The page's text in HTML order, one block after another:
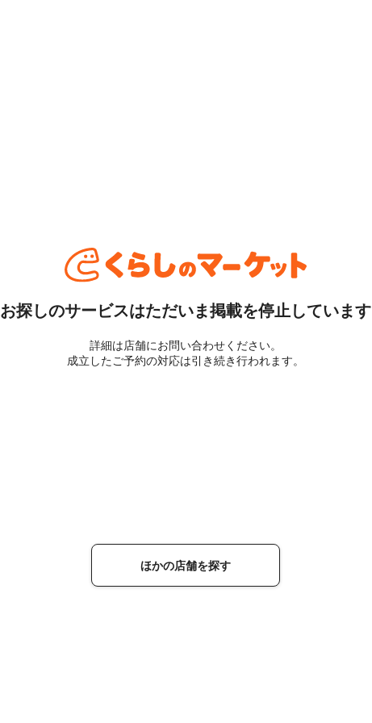
お探しのサービスはただいま掲載を停止しています
詳細は店舗にお問い合わせください。
成立したご予約の対応は引き続き行われます。
ほかの店舗を探す